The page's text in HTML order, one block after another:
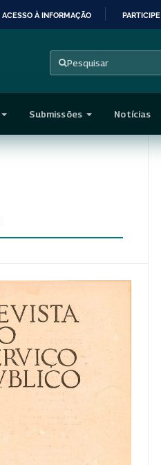
ACESSO À INFORMAÇÃO PARTICIPE
Pesquisar
Submissões Notícias